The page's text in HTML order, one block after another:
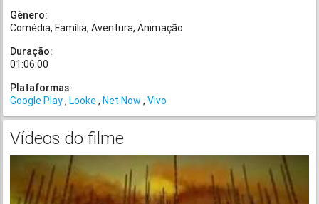
Gênero:
Comédia Família Aventura Animação
Duração:
01:06:00
Plataformas:
Google Play Looke Net Now Vivo
Vídeos do filme